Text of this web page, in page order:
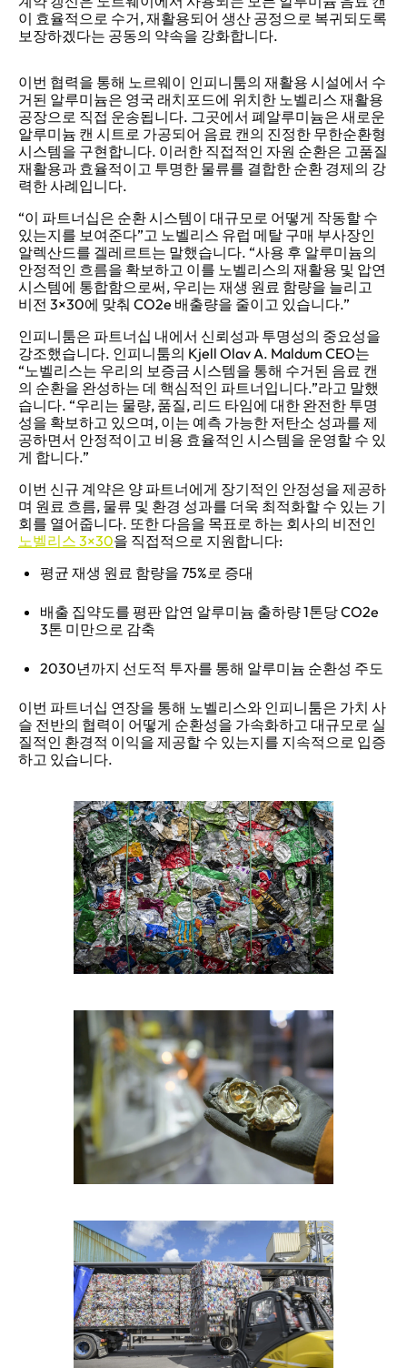
이 효율적으로 수거, 재활용되어 생산 공정으로 복귀되도록
보장하겠다는 공동의 약속을 강화합니다.
이번 협력을 통해 노르웨이 인피니툼의 재활용 시설에서 수
거된 알루미늄은 영국 래치포드에 위치한 노벨리스 재활용
공장으로 직접 운송됩니다. 그곳에서 폐알루미늄은 새로운
알루미늄 캔 시트로 가공되어 음료 캔의 진정한 무한순환형
시스템을 구현합니다. 이러한 직접적인 자원 순환은 고품질
재활용과 효율적이고 투명한 물류를 결합한 순환 경제의 강
력한 사례입니다.
“이 파트너십은 순환 시스템이 대규모로 어떻게 작동할 수
있는지를 보여준다”고 노벨리스 유럽 메탈 구매 부사장인
알렉산드를 겔레르트는 말했습니다. “사용 후 알루미늄의
안정적인 흐름을 확보하고 이를 노벨리스의 재활용 및 압연
시스템에 통합함으로써, 우리는 재생 원료 함량을 늘리고
비전 3×30에 맞춰 CO2e 배출량을 줄이고 있습니다.”
인피니툼은 파트너십 내에서 신뢰성과 투명성의 중요성을
강조했습니다. 인피니툼의 Kjell Olav A. Maldum CEO는
“노벨리스는 우리의 보증금 시스템을 통해 수거된 음료 캔
의 순환을 완성하는 데 핵심적인 파트너입니다.”라고 말했
습니다. “우리는 물량, 품질, 리드 타임에 대한 완전한 투명
성을 확보하고 있으며, 이는 예측 가능한 저탄소 성과를 제
공하면서 안정적이고 비용 효율적인 시스템을 운영할 수 있
게 합니다.”
이번 신규 계약은 양 파트너에게 장기적인 안정성을 제공하
며 원료 흐름, 물류 및 환경 성과를 더욱 최적화할 수 있는 기
회를 열어줍니다. 또한 다음을 목표로 하는 회사의 비전인
노벨리스 3×30을 직접적으로 지원합니다:
평균 재생 원료 함량을 75%로 증대
배출 집약도를 평판 압연 알루미늄 출하량 1톤당 CO2e
3톤 미만으로 감축
2030년까지 선도적 투자를 통해 알루미늄 순환성 주도
이번 파트너십 연장을 통해 노벨리스와 인피니툼은 가치 사
슬 전반의 협력이 어떻게 순환성을 가속화하고 대규모로 실
질적인 환경적 이익을 제공할 수 있는지를 지속적으로 입증
하고 있습니다.